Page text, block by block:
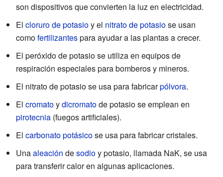
son dispositivos que convierten la luz en electricidad.
El cloruro de potasioy el nitrato de potasiose usan
comofertilizantespara ayudar a las plantas a crecer.
El peróxido de potasio se utiliza en equipos de
respiración especiales para bomberos y mineros.
El nitrato de potasio se usa para fabricarpólvora.
El cromatoydicromatode potasio se emplean en
pirotecnia (fuegos artificiales).
El carbonato potásicose usa para fabricar cristales.
Unaaleación desodioy potasio, llamada NaK, se usa
para transferir calor en algunas aplicaciones.